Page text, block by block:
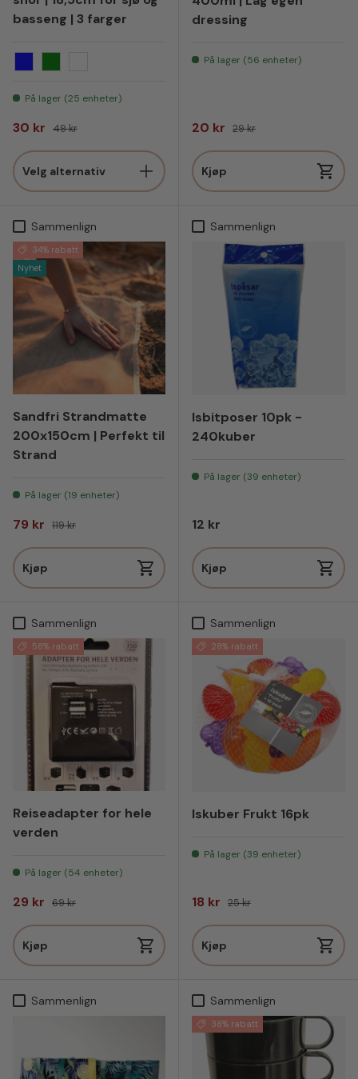
basseng | 3 farger
På lager (25 enheter)
Salgspris
30 kr Vanlig pris
49 kr
Velg alternativ
dressing
På lager (56 enheter)
Salgspris
20 kr Vanlig pris
29 kr
Kjøp
Sammenlign
34% rabatt
Nyhet
Sandfri Strandmatte
200x150cm | Perfekt til
Strand
På lager (19 enheter)
Salgspris
79 kr Vanlig pris
119 kr
Kjøp
Sammenlign
Isbitposer 10pk -
240kuber
På lager (39 enheter)
Vanlig pris
12 kr
Kjøp
Sammenlign
58% rabatt
Reiseadapter for hele
verden
På lager (54 enheter)
Salgspris
29 kr Vanlig pris
69 kr
Kjøp
Sammenlign
28% rabatt
Iskuber Frukt 16pk
På lager (39 enheter)
Salgspris
18 kr Vanlig pris
25 kr
Kjøp
Sammenlign Sammenlign
38% rabatt